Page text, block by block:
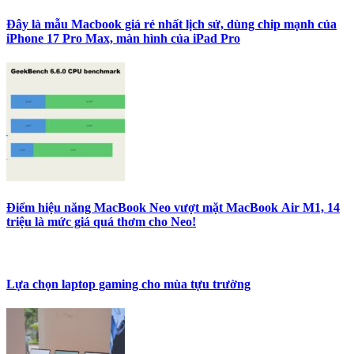
Đây là mẫu Macbook giá rẻ nhất lịch sử, dùng chip mạnh của
iPhone 17 Pro Max, màn hình của iPad Pro
Điểm hiệu năng MacBook Neo vượt mặt MacBook Air M1, 14
triệu là mức giá quá thơm cho Neo!
Lựa chọn laptop gaming cho mùa tựu trường